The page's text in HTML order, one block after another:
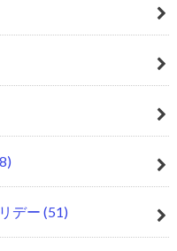
デー (51)